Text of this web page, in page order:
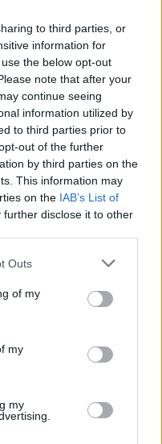
to third parties, or
information for
the below opt-out
note that after your
continue seeing
information utilized by
to third parties prior to
out of the further
by third parties on the
This information may
on the IAB’s List of
further disclose it to other
Outs
of my
my
my
i el lloc web en
vegada que comenti.
un dispositiu per
de l’eclipsi sobre
de la seva història